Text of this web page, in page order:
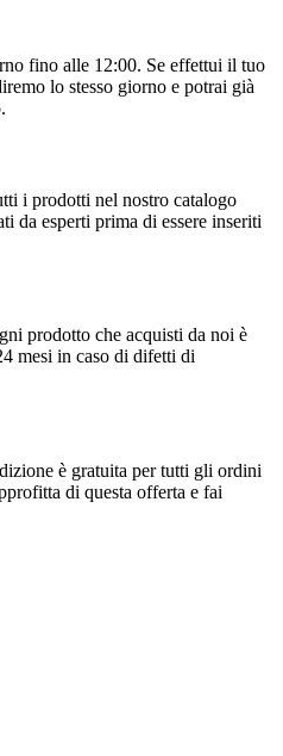
fino alle 12:00. Se effettui il tuo
lo stesso giorno e potrai già
i prodotti nel nostro catalogo
da esperti prima di essere inseriti
prodotto che acquisti da noi è
mesi in caso di difetti di
è gratuita per tutti gli ordini
di questa offerta e fai